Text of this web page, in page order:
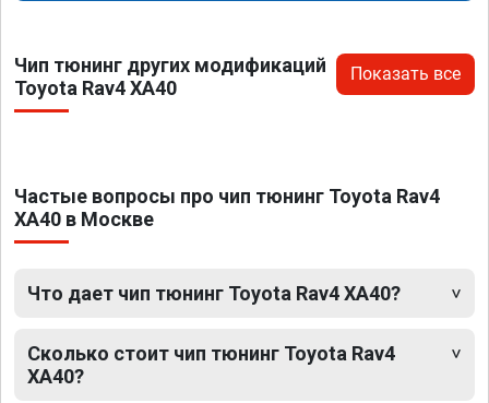
Чип тюнинг других модификаций
Toyota Rav4 XA40
Показать все
Частые вопросы про чип тюнинг Toyota Rav4
XA40 в Москве
Что дает чип тюнинг Toyota Rav4 XA40?
Сколько стоит чип тюнинг Toyota Rav4
XA40?